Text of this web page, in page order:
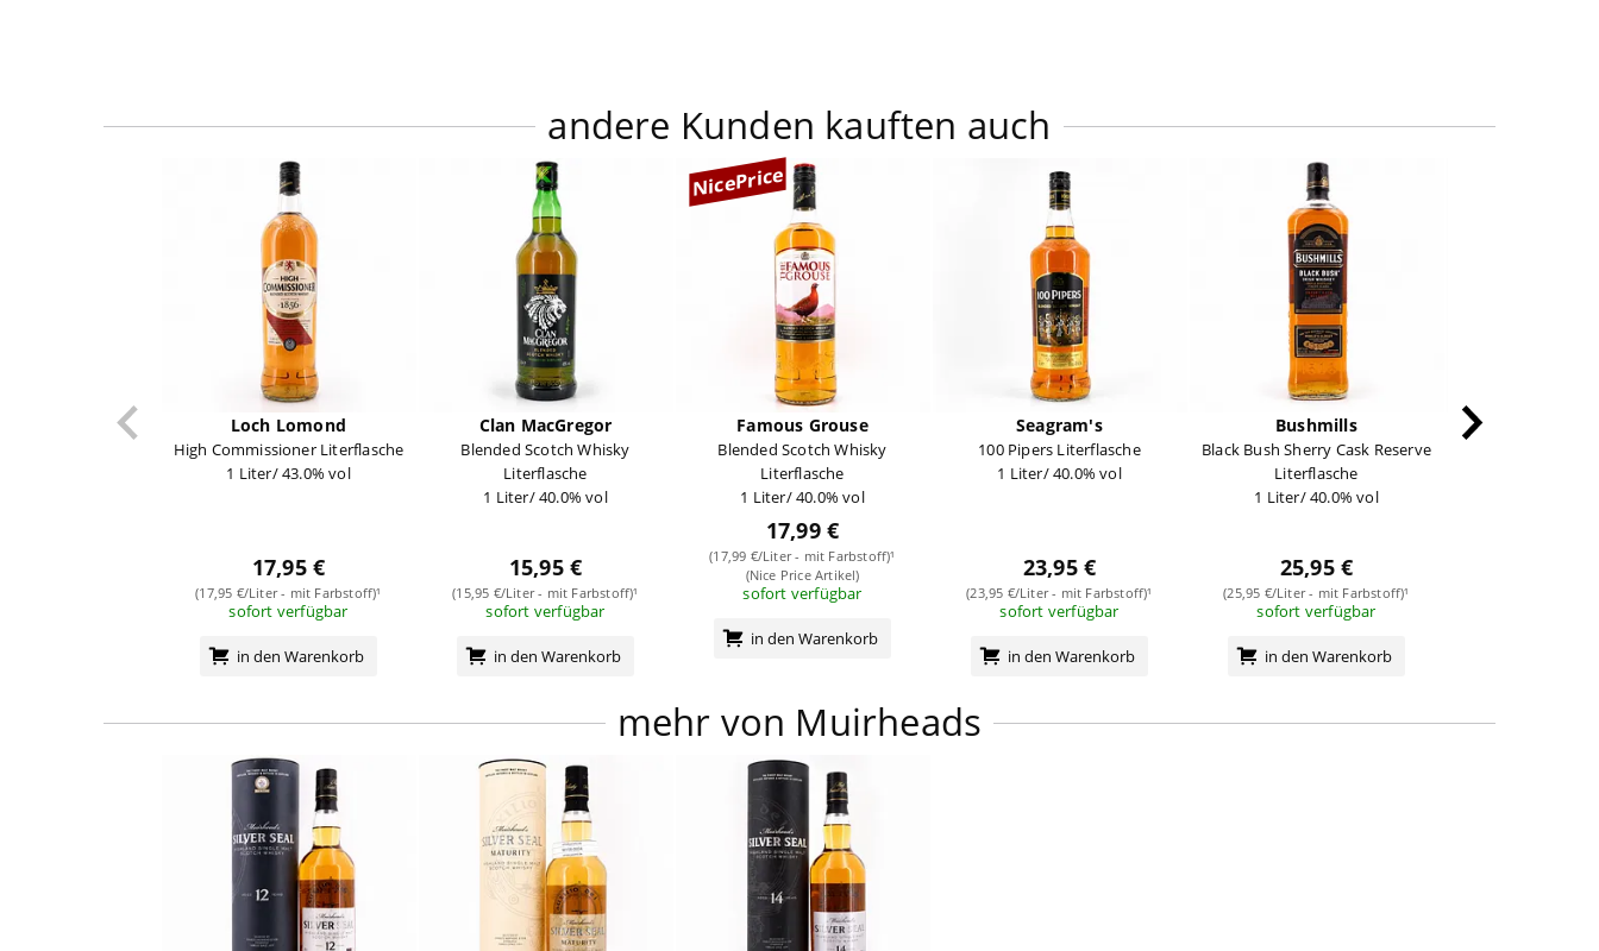
andere Kunden kauften auch
Loch Lomond
High Commissioner Literflasche
1 Liter/ 43.0% vol
17,95 €
(17,95 €/Liter - mit Farbstoff)¹
sofort verfügbar
in den Warenkorb
Clan MacGregor
Blended Scotch Whisky
Literflasche
1 Liter/ 40.0% vol
15,95 €
(15,95 €/Liter - mit Farbstoff)¹
sofort verfügbar
in den Warenkorb
NicePrice
Famous Grouse
Blended Scotch Whisky
Literflasche
1 Liter/ 40.0% vol
17,99 €
(17,99 €/Liter - mit Farbstoff)¹
(Nice Price Artikel)
sofort verfügbar
in den Warenkorb
Seagram's
100 Pipers Literflasche
1 Liter/ 40.0% vol
23,95 €
(23,95 €/Liter - mit Farbstoff)¹
sofort verfügbar
in den Warenkorb
Bushmills
Black Bush Sherry Cask Reserve
Literflasche
1 Liter/ 40.0% vol
25,95 €
(25,95 €/Liter - mit Farbstoff)¹
sofort verfügbar
in den Warenkorb
mehr von Muirheads